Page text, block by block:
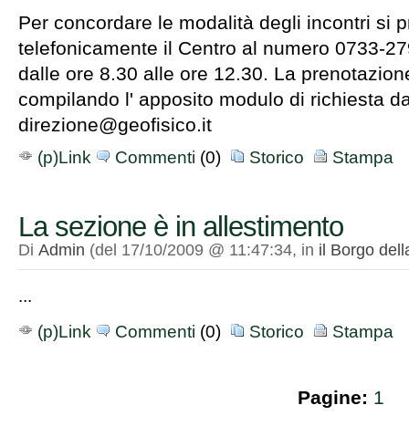
Per concordare le modalità degli incontri si
telefonicamente il Centro al numero 0733-
dalle ore 8.30 alle ore 12.30. La
compilando l' apposito modulo di richiesta
direzione@geofisico.it
(p)Link Commenti (0) Storico Stampa
La sezione è in allestimento
Di Admin (del 17/10/2009 @ 11:47:34, in il Borgo
...
(p)Link
Commenti (0) Storico Stampa
Pagine: 1